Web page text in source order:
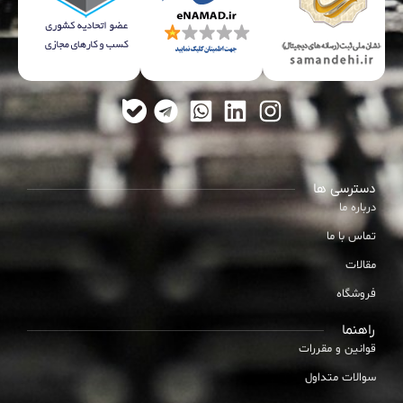
دسترسی ها
درباره ما
تماس با ما
مقالات
فروشگاه
راهنما
قوانین و مقررات
سوالات متداول